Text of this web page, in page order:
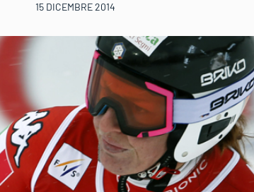
15 DICEMBRE 2014